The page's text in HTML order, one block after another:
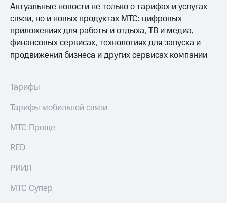
Достижения
Финансовая
отчетность
регионе
и акционерам
Раскрытие
Актуальные новости не только о тарифах и услугах
связи, но и новых продуктах МТС: цифровых
приложениях для работы и отдыха, ТВ и медиа,
финансовых сервисах, технологиях для запуска и
продвижения бизнеса и других сервисах компании
Тарифы
Тарифы мобильной связи
МТС Проще
RED
РИИЛ
МТС Супер